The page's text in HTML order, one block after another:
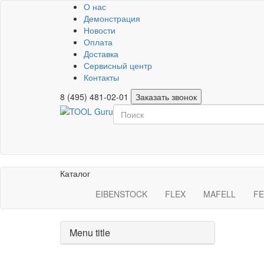
О нас
Демонстрация
Новости
Оплата
Доставка
Сервисный центр
Контакты
8 (495) 481-02-01
Заказать звонок
Каталог
EIBENSTOCK
FLEX MAFELL
Menu title